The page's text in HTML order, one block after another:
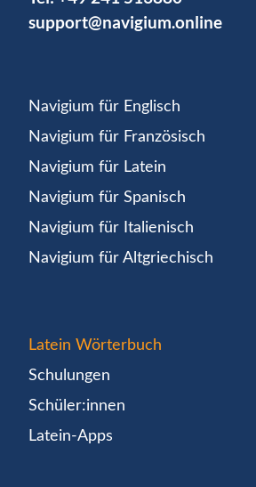
support@navigium.online
Navigium für Englisch
Navigium für Französisch
Navigium für Latein
Navigium für Spanisch
Navigium für Italienisch
Navigium für Altgriechisch
Latein Wörterbuch
Schulungen
Schüler:innen
Latein-Apps